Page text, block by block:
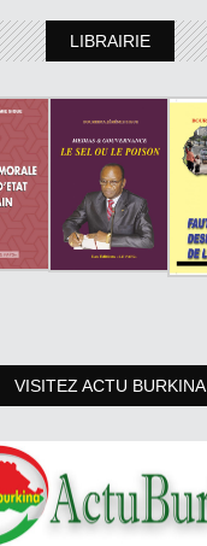
LIBRAIRIE
VISITEZ ACTU BURKINA